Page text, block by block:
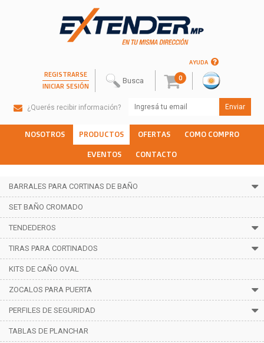
AYUDA
REGISTRARSE
INICIAR SESIÓN
0
¿Querés recibir información?
NOSOTROS PRODUCTOS OFERTAS COMO COMPRO
EVENTOS CONTACTO
BARRALES PARA CORTINAS DE BAÑO
SET BAÑO CROMADO
TENDEDEROS
TIRAS PARA CORTINADOS
KITS DE CAÑO OVAL
ZOCALOS PARA PUERTA
PERFILES DE SEGURIDAD
TABLAS DE PLANCHAR